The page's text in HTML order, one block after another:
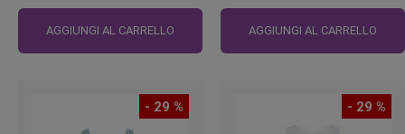
regolare
AGGIUNGI AL CARRELLO
regolare
AGGIUNGI AL CARRELLO
- 29 % - 29 %